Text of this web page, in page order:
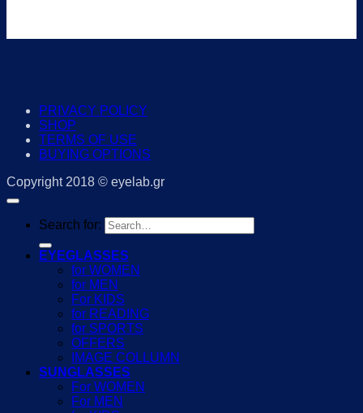
PRIVACY POLICY
SHOP
TERMS OF USE
BUYING OPTIONS
Copyright 2018 © eyelab.gr
Search for:
EYEGLASSES
for WOMEN
for MEN
For KIDS
for READING
for SPORTS
OFFERS
IMAGE COLLUMN
SUNGLASSES
For WOMEN
For MEN